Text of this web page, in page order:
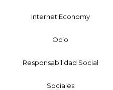
Internet Economy
Ocio
Responsabilidad Social
Sociales